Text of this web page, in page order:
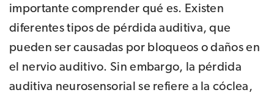
importante comprender qué es. Existen
diferentes tipos de pérdida auditiva, que
pueden ser causadas por bloqueos o daños en
el nervio auditivo. Sin embargo, la pérdida
auditiva neurosensorial se refiere a la cóclea,